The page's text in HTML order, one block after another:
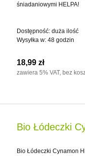
śniadaniowymi HELPA!
Dostępność: duża ilość
Wysyłka w: 48 godzin
18,99 zł
zawiera 5% VAT, bez
Bio Łódeczki
Bio Łódeczki Cynamon